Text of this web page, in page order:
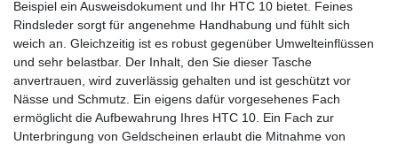
Beispiel ein Ausweisdokument und Ihr HTC 10 bietet. Feines
Rindsleder sorgt für angenehme Handhabung und fühlt sich
weich an. Gleichzeitig ist es robust gegenüber Umwelteinflüssen
und sehr belastbar. Der Inhalt, den Sie dieser Tasche
anvertrauen, wird zuverlässig gehalten und ist geschützt vor
Nässe und Schmutz. Ein eigens dafür vorgesehenes Fach
ermöglicht die Aufbewahrung Ihres HTC 10. Ein Fach zur
Unterbringung von Geldscheinen erlaubt die Mitnahme von